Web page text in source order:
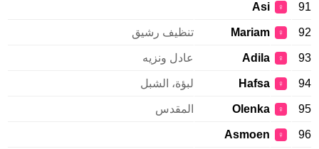
91
♀
Asi
92
♀
Mariam تنظيف رشيق
93
♀
Adila عادل ونزيه
94
♀
Hafsa لبؤة، الشبل
95
♀
Olenka المقدس
96
♀
Asmoen